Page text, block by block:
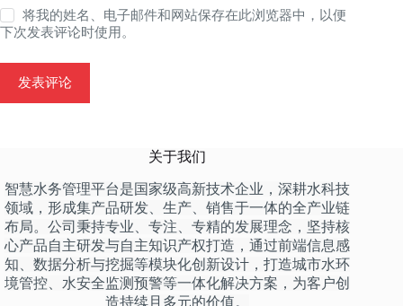
将我的姓名、电子邮件和网站保存在此浏览器中，以便
下次发表评论时使用。
发表评论
关于我们
智慧水务管理平台是国家级高新技术企业，深耕水科技
领域，形成集产品研发、生产、销售于一体的全产业链
布局。公司秉持专业、专注、专精的发展理念，坚持核
心产品自主研发与自主知识产权打造，通过前端信息感
知、数据分析与挖掘等模块化创新设计，打造城市水环
境管控、水安全监测预警等一体化解决方案，为客户创
造持续且多元的价值。